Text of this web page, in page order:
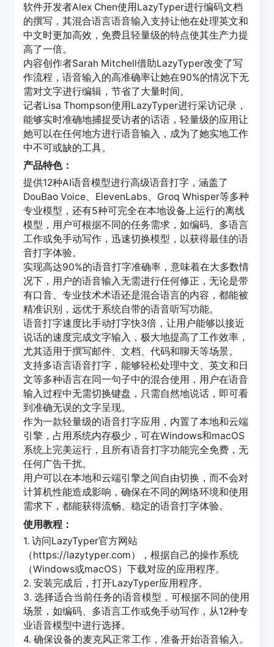
软件开发者Alex Chen使用LazyTyper进行编码文档
的撰写，其混合语言语音输入支持让他在处理英文和
中文时更加高效，免费且轻量级的特点使其生产力提
高了一倍。
内容创作者Sarah Mitchell借助LazyTyper改变了写
作流程，语音输入的高准确率让她在90%的情况下无
需对文字进行编辑，节省了大量时间。
记者Lisa Thompson使用LazyTyper进行采访记录，
能够实时准确地捕捉受访者的话语，轻量级的应用让
她可以在任何地方进行语音输入，成为了她实地工作
中不可或缺的工具。
产品特色：
提供12种AI语音模型进行高级语音打字，涵盖了
DouBao Voice、ElevenLabs、Groq Whisper等多种
专业模型，还有5种可完全在本地设备上运行的离线
模型，用户可根据不同的任务需求，如编码、多语言
工作或免手动写作，迅速切换模型，以获得最佳的语
音打字体验。
实现高达90%的语音打字准确率，意味着在大多数情
况下，用户的语音输入无需进行任何修正，无论是带
有口音、专业技术术语还是混合语言的内容，都能被
精准识别，远优于系统自带的语音听写功能。
语音打字速度比手动打字快3倍，让用户能够以接近
说话的速度完成文字输入，极大地提高了工作效率，
尤其适用于撰写邮件、文档、代码和聊天等场景。
支持多语言语音打字，能够轻松处理中文、英文和日
文等多种语言在同一句子中的混合使用，用户在语音
输入过程中无需切换键盘，只需自然地说话，即可看
到准确无误的文字呈现。
作为一款轻量级的语音打字应用，内置了本地和云端
引擎，占用系统内存极少，可在Windows和macOS
系统上完美运行，且所有语音打字功能完全免费，无
任何广告干扰。
用户可以在本地和云端引擎之间自由切换，而不会对
计算机性能造成影响，确保在不同的网络环境和使用
需求下，都能获得流畅、稳定的语音打字体验。
使用教程：
1. 访问LazyTyper官方网站
（https://lazytyper.com），根据自己的操作系统
（Windows或macOS）下载对应的应用程序。
2. 安装完成后，打开LazyTyper应用程序。
3. 选择适合当前任务的语音模型，可根据不同的使用
场景，如编码、多语言工作或免手动写作，从12种专
业语音模型中进行选择。
4. 确保设备的麦克风正常工作，准备开始语音输入。